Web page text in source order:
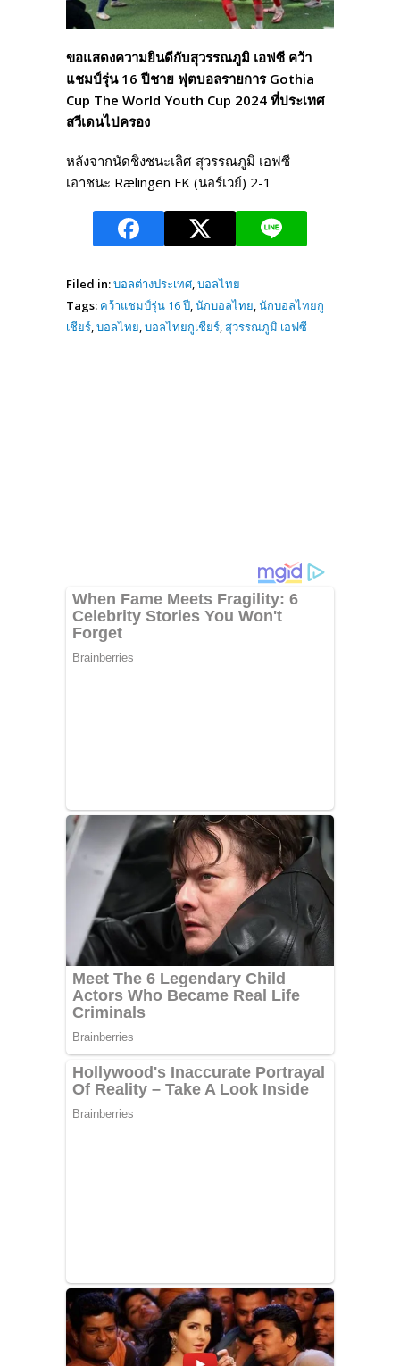
ขอแสดงความยินดีกับสุวรรณภูมิ เอฟซี คว้า
แชมป์รุ่น 16 ปีชาย ฟุตบอลรายการ Gothia
Cup The World Youth Cup 2024 ที่ประเทศ
สวีเดนไปครอง
หลังจากนัดชิงชนะเลิศ สุวรรณภูมิ เอฟซี
เอาชนะ Rælingen FK (นอร์เวย์) 2-1
Filed in:บอลต่างประเทศ,บอลไทย
Tags: คว้าแชมป์รุ่น 16 ปี,นักบอลไทย,นักบอลไทยกู
เชียร์,บอลไทย,บอลไทยกูเชียร์,สุวรรณภูมิ เอฟซี